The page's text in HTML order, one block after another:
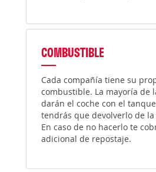
COMBUSTIBLE
Cada compañía tiene su
combustible. La mayoría de
darán el coche con el
tendrás que devolverlo de
En caso de no hacerlo te
adicional de repostaje.